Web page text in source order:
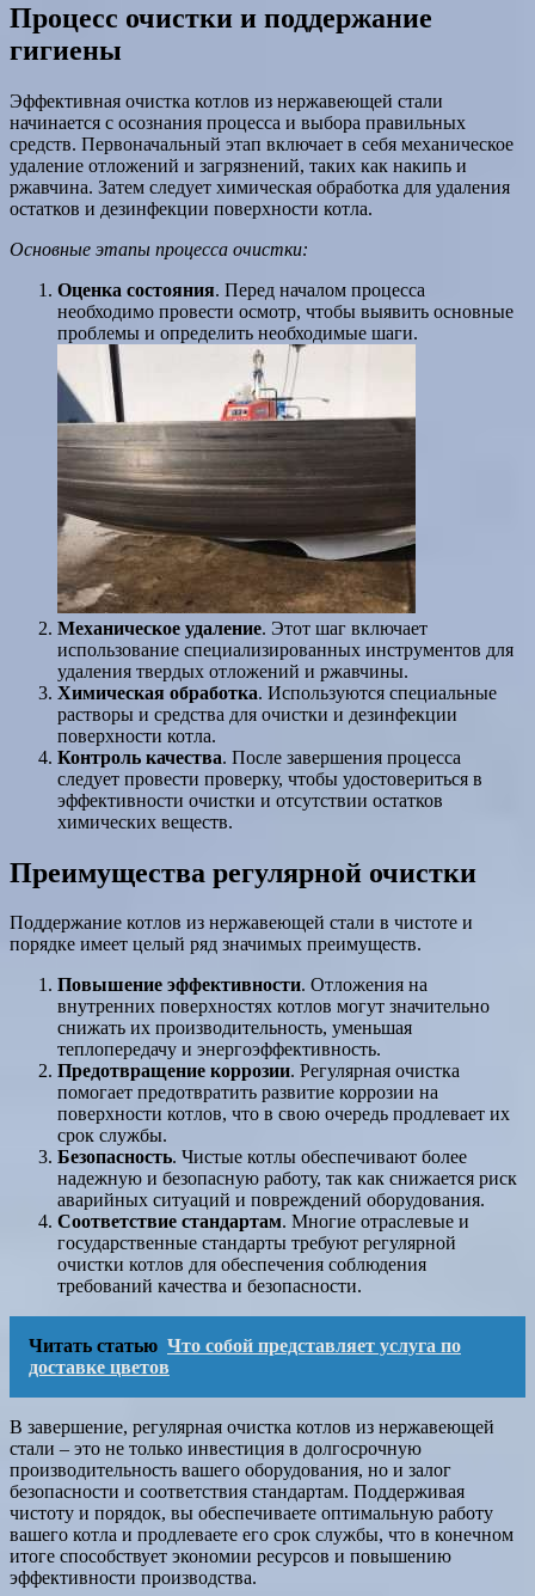
Процесс очистки и поддержание
гигиены
Эффективная очистка котлов из нержавеющей стали
начинается с осознания процесса и выбора правильных
средств. Первоначальный этап включает в себя механическое
удаление отложений и загрязнений, таких как накипь и
ржавчина. Затем следует химическая обработка для удаления
остатков и дезинфекции поверхности котла.
Основные этапы процесса очистки:
Оценка состояния. Перед началом процесса
необходимо провести осмотр, чтобы выявить основные
проблемы и определить необходимые шаги.
Механическое удаление. Этот шаг включает
использование специализированных инструментов для
удаления твердых отложений и ржавчины.
Химическая обработка. Используются специальные
растворы и средства для очистки и дезинфекции
поверхности котла.
Контроль качества. После завершения процесса
следует провести проверку, чтобы удостовериться в
эффективности очистки и отсутствии остатков
химических веществ.
Преимущества регулярной очистки
Поддержание котлов из нержавеющей стали в чистоте и
порядке имеет целый ряд значимых преимуществ.
Повышение эффективности. Отложения на
внутренних поверхностях котлов могут значительно
снижать их производительность, уменьшая
теплопередачу и энергоэффективность.
Предотвращение коррозии. Регулярная очистка
помогает предотвратить развитие коррозии на
поверхности котлов, что в свою очередь продлевает их
срок службы.
Безопасность. Чистые котлы обеспечивают более
надежную и безопасную работу, так как снижается риск
аварийных ситуаций и повреждений оборудования.
Соответствие стандартам. Многие отраслевые и
государственные стандарты требуют регулярной
очистки котлов для обеспечения соблюдения
требований качества и безопасности.
Читать статью Что собой представляет услуга по
доставке цветов
В завершение, регулярная очистка котлов из нержавеющей
стали – это не только инвестиция в долгосрочную
производительность вашего оборудования, но и залог
безопасности и соответствия стандартам. Поддерживая
чистоту и порядок, вы обеспечиваете оптимальную работу
вашего котла и продлеваете его срок службы, что в конечном
итоге способствует экономии ресурсов и повышению
эффективности производства.